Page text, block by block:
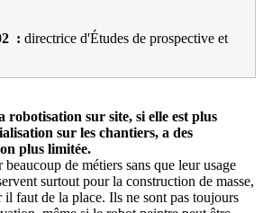
: directrice d'Études de prospective et
robotisation sur site, si elle est plus
sur les chantiers, a des
plus limitée.
de métiers sans que leur usage
surtout pour la construction de masse,
il faut de la place. Ils ne sont pas toujours